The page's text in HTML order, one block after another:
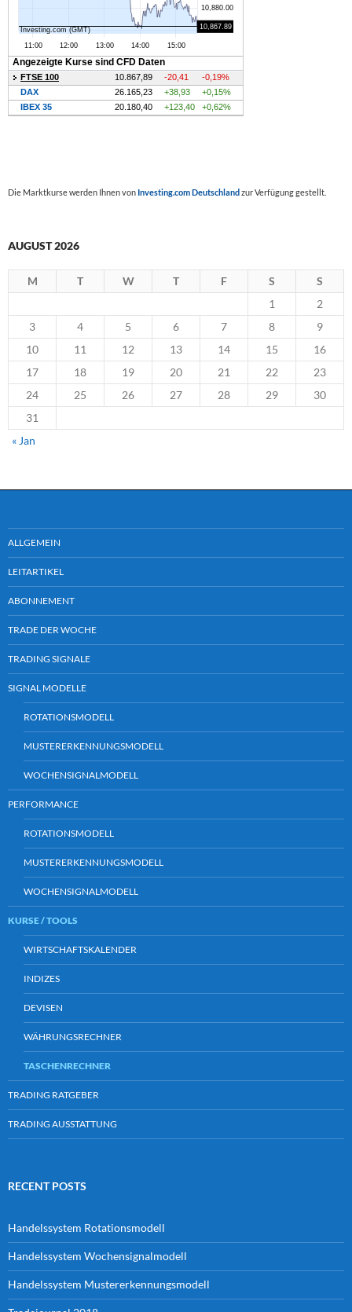
Die Marktkurse werden Ihnen von Investing.com Deutschlandzur Verfügung gestellt.
AUGUST 2026
M T W T F S
S
1
2
3
4 5 6 7 8
9
10
11 12 13 14 15
16
17
18 19 20 21 22
23
24
25 26 27 28 29
30
31
« Jan
ALLGEMEIN
LEITARTIKEL
ABONNEMENT
TRADE DER WOCHE
TRADING SIGNALE
SIGNAL MODELLE
ROTATIONSMODELL
MUSTERERKENNUNGSMODELL
WOCHENSIGNALMODELL
PERFORMANCE
ROTATIONSMODELL
MUSTERERKENNUNGSMODELL
WOCHENSIGNALMODELL
KURSE / TOOLS
WIRTSCHAFTSKALENDER
INDIZES
DEVISEN
WÄHRUNGSRECHNER
TASCHENRECHNER
TRADING RATGEBER
TRADING AUSSTATTUNG
RECENT POSTS
Handelssystem Rotationsmodell
Handelssystem Wochensignalmodell
Handelssystem Mustererkennungsmodell